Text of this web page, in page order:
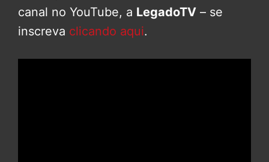
canal no YouTube, a LegadoTV – se
inscreva clicando aqui.